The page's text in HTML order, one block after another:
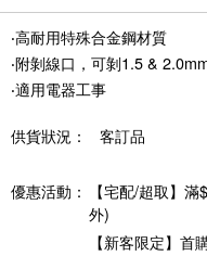
‧高耐用特殊合金鋼材質
‧附剝線口，可剝1.5 &
‧適用電器工事
供貨狀況： 客訂品
優惠活動：
【宅配/超取】
外)
【新客限定】